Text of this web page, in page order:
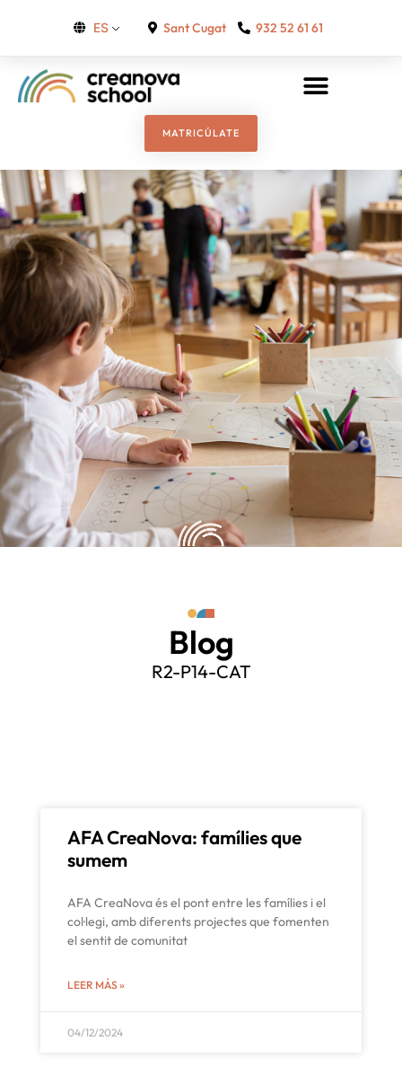
ES Sant Cugat 932 52 61 61
MATRICÚLATE
Blog
R2-P14-CAT
AFA CreaNova: famílies que
sumem
AFA CreaNova és el pont entre les famílies i el
col·legi, amb diferents projectes que fomenten
el sentit de comunitat
LEER MÁS »
04/12/2024